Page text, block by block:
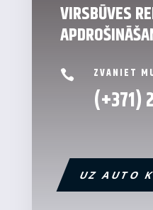
VIRSBŪVES
 ZVANIET
(+371)
UZ AUTO